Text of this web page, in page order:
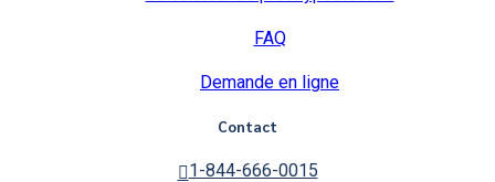
FAQ
Demande en ligne
Contact
1-844-666-0015